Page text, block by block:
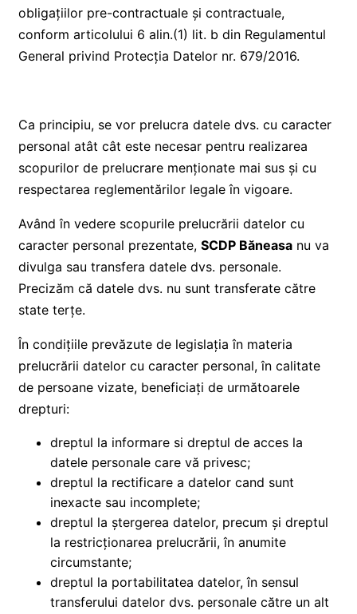
obligațiilor pre-contractuale și contractuale,
conform articolului 6 alin.(1) lit. b din Regulamentul
General privind Protecția Datelor nr. 679/2016.
Ca principiu, se vor prelucra datele dvs. cu caracter
personal atât cât este necesar pentru realizarea
scopurilor de prelucrare menționate mai sus și cu
respectarea reglementărilor legale în vigoare.
Având în vedere scopurile prelucrării datelor cu
caracter personal prezentate, SCDP Băneasa nu va
divulga sau transfera datele dvs. personale.
Precizăm că datele dvs. nu sunt transferate către
state terțe.
În condițiile prevăzute de legislația în materia
prelucrării datelor cu caracter personal, în calitate
de persoane vizate, beneficiați de următoarele
drepturi:
dreptul la informare si dreptul de acces la
datele personale care vă privesc;
dreptul la rectificare a datelor cand sunt
inexacte sau incomplete;
dreptul la ștergerea datelor, precum și dreptul
la restricționarea prelucrării, în anumite
circumstante;
dreptul la portabilitatea datelor, în sensul
transferului datelor dvs. personale către un alt